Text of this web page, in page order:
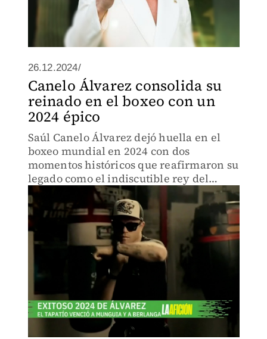
26.12.2024/
Canelo Álvarez consolida su
reinado en el boxeo con un
2024 épico
Saúl Canelo Álvarez dejó huella en el
boxeo mundial en 2024 con dos
momentos históricos que reafirmaron su
legado como el indiscutible rey del
deporte.